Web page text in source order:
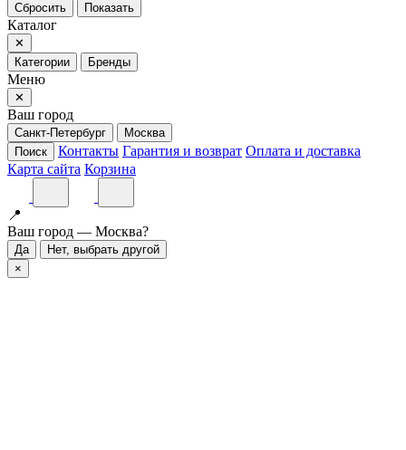
Сбросить
Показать
Каталог
✕
Категории
Бренды
Меню
✕
Ваш город
Санкт-Петербург
Москва
Поиск
Контакты Гарантия и возврат Оплата и доставка
Карта сайта Корзина
📍
Ваш город — Москва?
Да
Нет, выбрать другой
×